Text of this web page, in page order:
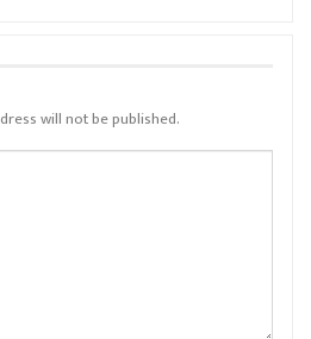
will not be published.